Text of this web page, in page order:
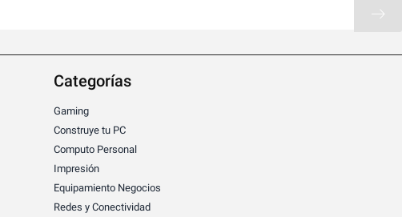
Categorías
Gaming
Construye tu PC
Computo Personal
Impresión
Equipamiento Negocios
Redes y Conectividad